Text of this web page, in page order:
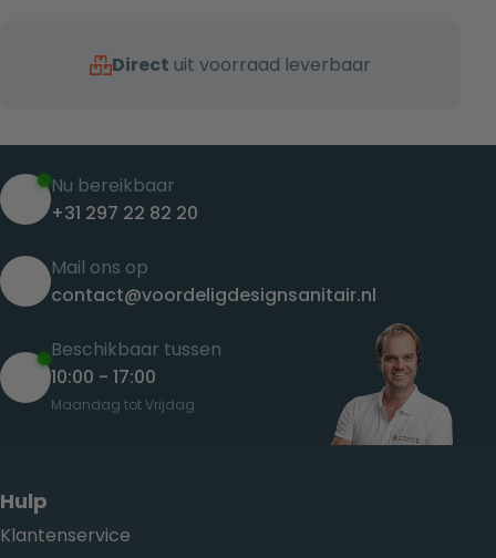
Direct uit voorraad leverbaar
Nu bereikbaar
+31 297 22 82 20
Mail ons op
contact@voordeligdesignsanitair.nl
Beschikbaar tussen
10:00 - 17:00
Maandag tot Vrijdag
Hulp
Klantenservice